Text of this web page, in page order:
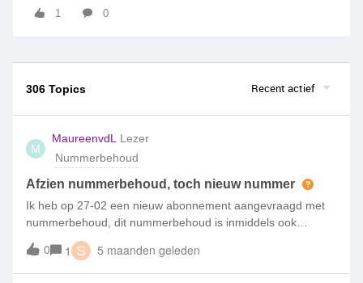
1 0
306 Topics Recent actief
M
MaureenvdL
Lezer
Nummerbehoud
Afzien nummerbehoud, toch nieuw nummer
Ik heb op 27-02 een nieuw abonnement aangevraagd met
nummerbehoud, dit nummerbehoud is inmiddels ook
goedgekeurd en zou op 20-03 worden overgezet naar
Simpel.Nu zou ik toch willen afzien van nummerbehoud en
het nieuwe nummer wat op de reeds ontvangen simkaart
0 1 S 5 maanden geleden